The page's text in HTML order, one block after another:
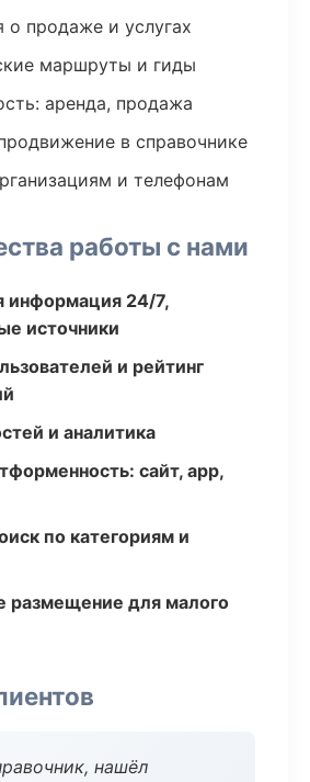
о продаже и услугах
маршруты и гиды
аренда, продажа
в справочнике
и телефонам
работы с нами
информация 24/7,
источники
и рейтинг
и аналитика
сайт, app,
по категориям и
размещение для малого
нашёл